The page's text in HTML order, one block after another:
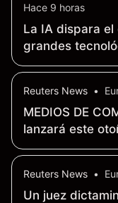
Hace 9 horas
La IA dispara
grandes
la
Reuters News •
MEDIOS DE
lanzará este
clientes
Reuters News •
Un juez